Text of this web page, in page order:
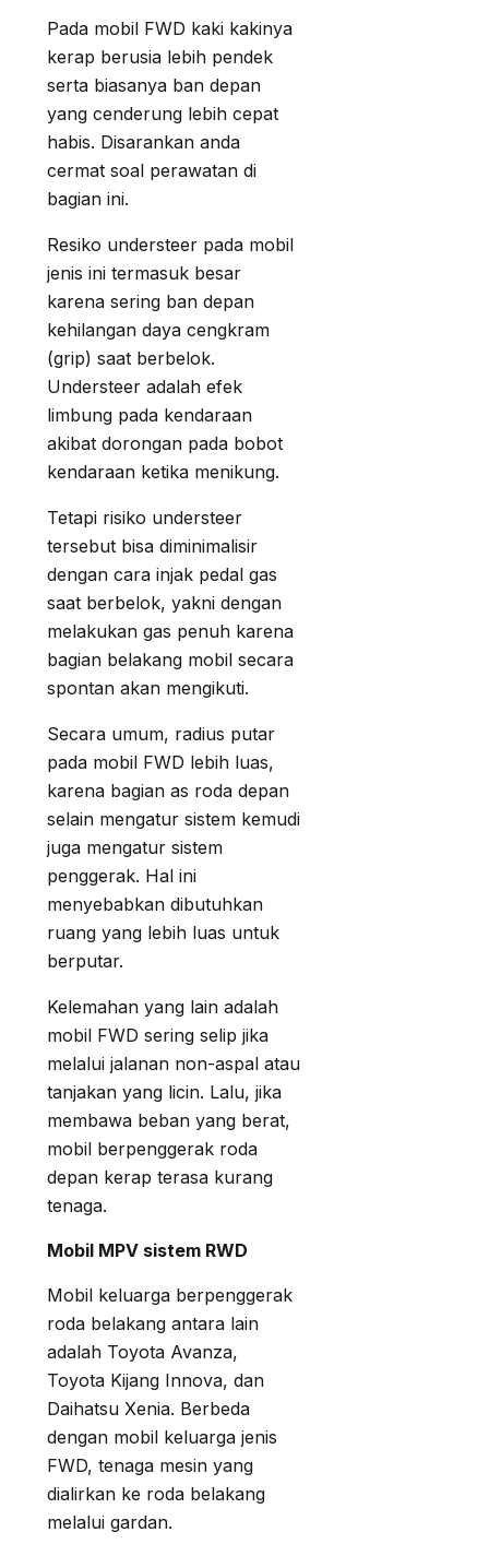
Pada mobil FWD kaki kakinya
kerap berusia lebih pendek
serta biasanya ban depan
yang cenderung lebih cepat
habis. Disarankan anda
cermat soal perawatan di
bagian ini.
Resiko understeer pada mobil
jenis ini termasuk besar
karena sering ban depan
kehilangan daya cengkram
(grip) saat berbelok.
Understeer adalah efek
limbung pada kendaraan
akibat dorongan pada bobot
kendaraan ketika menikung.
Tetapi risiko understeer
tersebut bisa diminimalisir
dengan cara injak pedal gas
saat berbelok, yakni dengan
melakukan gas penuh karena
bagian belakang mobil secara
spontan akan mengikuti.
Secara umum, radius putar
pada mobil FWD lebih luas,
karena bagian as roda depan
selain mengatur sistem kemudi
juga mengatur sistem
penggerak. Hal ini
menyebabkan dibutuhkan
ruang yang lebih luas untuk
berputar.
Kelemahan yang lain adalah
mobil FWD sering selip jika
melalui jalanan non-aspal atau
tanjakan yang licin. Lalu, jika
membawa beban yang berat,
mobil berpenggerak roda
depan kerap terasa kurang
tenaga.
Mobil MPV sistem RWD
Mobil keluarga berpenggerak
roda belakang antara lain
adalah Toyota Avanza,
Toyota Kijang Innova, dan
Daihatsu Xenia. Berbeda
dengan mobil keluarga jenis
FWD, tenaga mesin yang
dialirkan ke roda belakang
melalui gardan.